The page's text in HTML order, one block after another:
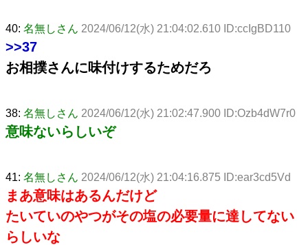
40: 名無しさん 2024/06/12(水) 21:04:02.610 ID:ccIgBD110
>>37
お相撲さんに味付けするためだろ
38: 名無しさん 2024/06/12(水) 21:02:47.900 ID:Ozb4dW7r0
意味ないらしいぞ
41: 名無しさん 2024/06/12(水) 21:04:16.875 ID:ear3cd5Vd
まあ意味はあるんだけど
たいていのやつがその塩の必要量に達してない
らしいな